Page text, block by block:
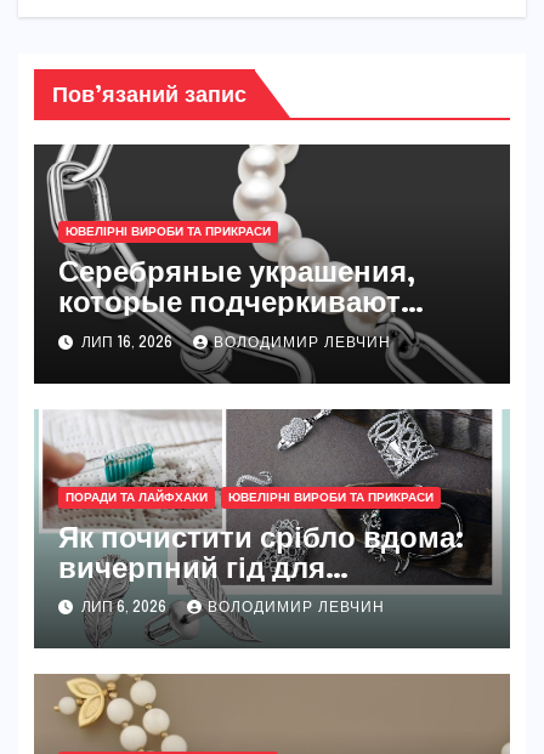
Пов’язаний запис
ЮВЕЛІРНІ ВИРОБИ ТА ПРИКРАСИ
Серебряные украшения,
которые подчеркивают
женственность и
индивидуальный стиль
ЛИП 16, 2026 ВОЛОДИМИР ЛЕВЧИН
ПОРАДИ ТА ЛАЙФХАКИ ЮВЕЛІРНІ ВИРОБИ ТА ПРИКРАСИ
Як почистити срібло вдома:
вичерпний гід для
початківців і досвідчених
власників прикрас
ЛИП 6, 2026 ВОЛОДИМИР ЛЕВЧИН